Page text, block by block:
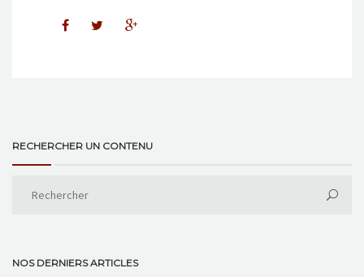
RECHERCHER UN CONTENU
NOS DERNIERS ARTICLES